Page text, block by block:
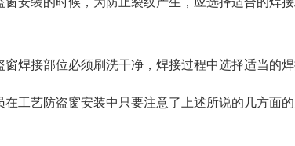
焊接部位必须刷洗干净，焊接过程中选择适当的
工艺防盗窗安装中只要注意了上述所说的几方面